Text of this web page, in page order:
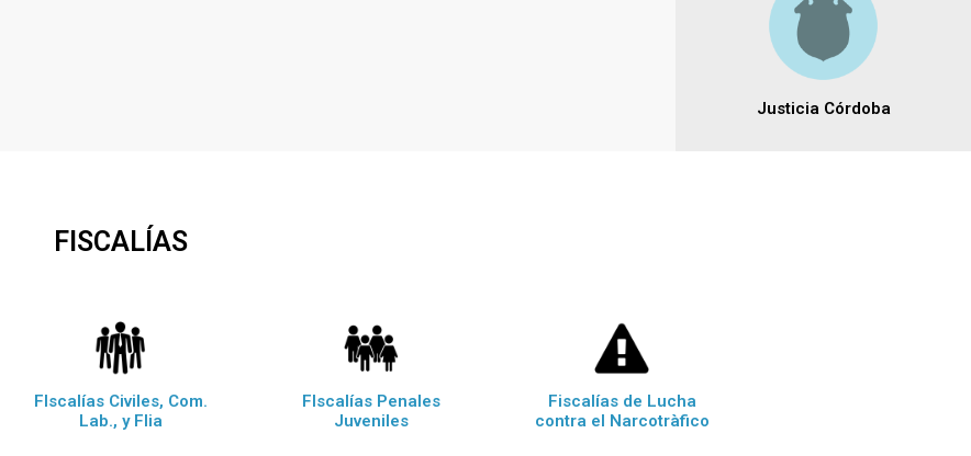
Justicia Córdoba
FISCALÍAS
FIscalías Civiles, Com.
Lab., y Flia
FIscalías Penales
Juveniles
Fiscalías de Lucha
contra el Narcotràfico